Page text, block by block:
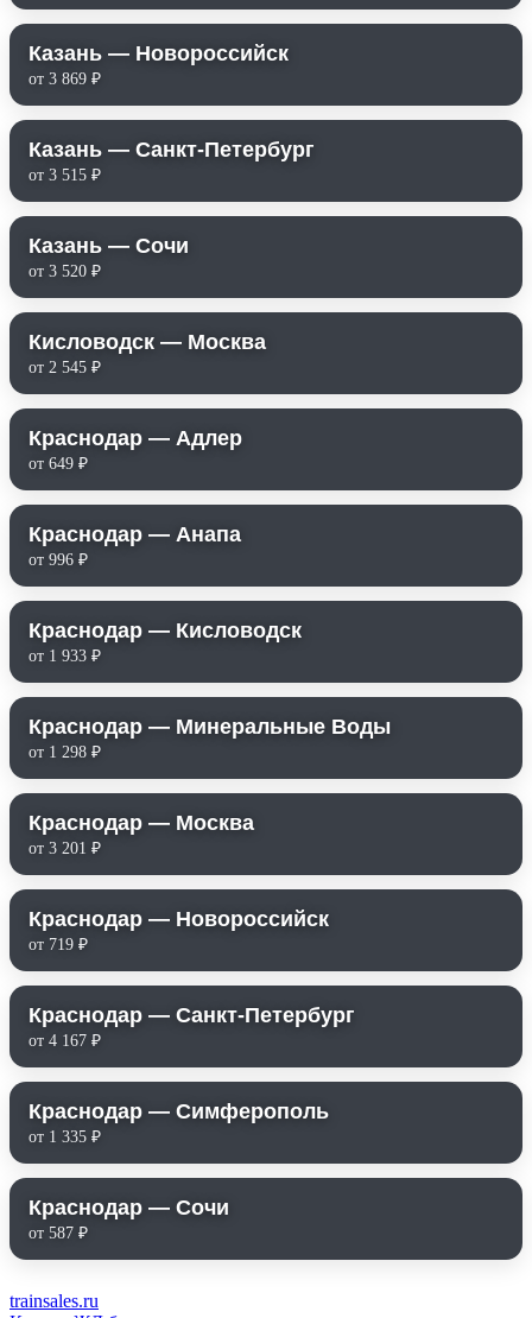
Казань — Новороссийск
от 3 869 ₽
Казань — Санкт-Петербург
от 3 515 ₽
Казань — Сочи
от 3 520 ₽
Кисловодск — Москва
от 2 545 ₽
Краснодар — Адлер
от 649 ₽
Краснодар — Анапа
от 996 ₽
Краснодар — Кисловодск
от 1 933 ₽
Краснодар — Минеральные Воды
от 1 298 ₽
Краснодар — Москва
от 3 201 ₽
Краснодар — Новороссийск
от 719 ₽
Краснодар — Санкт-Петербург
от 4 167 ₽
Краснодар — Симферополь
от 1 335 ₽
Краснодар — Сочи
от 587 ₽
trainsales.ru